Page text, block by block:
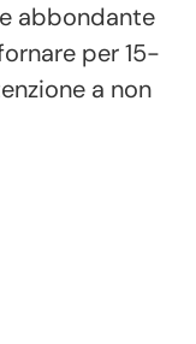
abbondante
per 15-
a non